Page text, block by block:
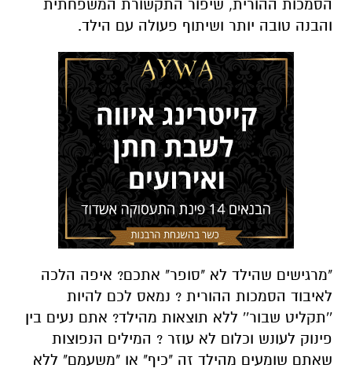
הסמכות ההורית, שיפור התקשורת המשפחתית
והבנה טובה יותר ושיתוף פעולה עם הילד.
"מרגישים שהילד לא "סופר" אתכם? איפה הלכה
לאיבוד הסמכות ההורית ? נמאס לכם להיות
''תקליט שבור'' ללא תוצאות מהילד? אתם נעים בין
פינוק לעונש וכלום לא עוזר ? המילים הנפוצות
שאתם שומעים מהילד זה "כיף" או "משעמם" ללא